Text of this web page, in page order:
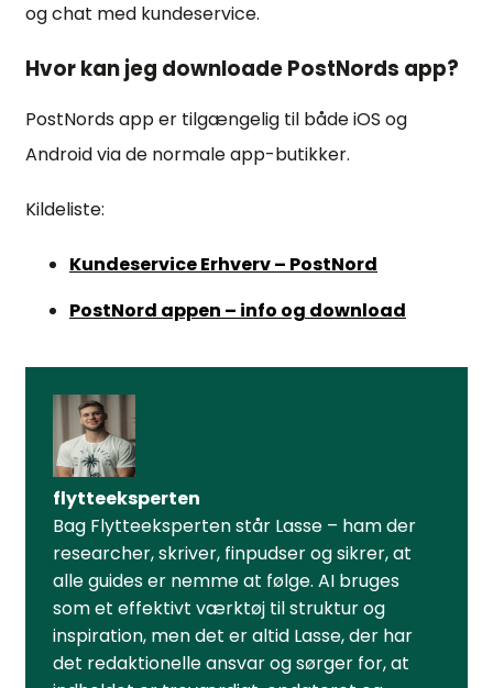
og chat med kundeservice.
Hvor kan jeg downloade PostNords app?
PostNords app er tilgængelig til både iOS og
Android via de normale app-butikker.
Kildeliste:
Kundeservice Erhverv – PostNord
PostNord appen – info og download
flytteeksperten
Bag Flytteeksperten står Lasse – ham der
researcher, skriver, finpudser og sikrer, at
alle guides er nemme at følge. AI bruges
som et effektivt værktøj til struktur og
inspiration, men det er altid Lasse, der har
det redaktionelle ansvar og sørger for, at